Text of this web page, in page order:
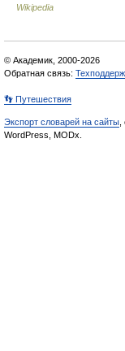
Wikipedia
© Академик, 2000-2026
Обратная связь:
👣 Путешествия
Экспорт словарей на сайты
WordPress, MODx.